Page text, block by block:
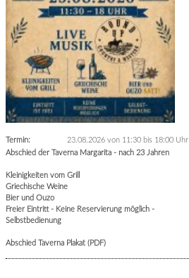
Termin: 23.08.2026 von 11:30 bis 18:00 Uhr
Abschied der Taverna Margarita - nach 23 Jahren
Kleinigkeiten vom Grill
Griechische Weine
Bier und Ouzo
Freier Eintritt - Keine Reservierung möglich -
Selbstbedienung
Abschied Taverna Plakat (PDF)